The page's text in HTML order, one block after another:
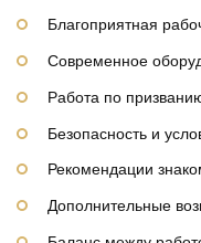
Благоприятная
Современное
Работа по
Безопасность и
Рекомендации
Дополнительные